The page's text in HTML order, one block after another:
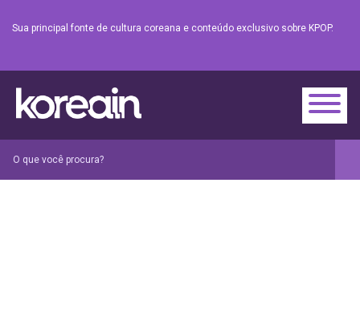
Sua principal fonte de cultura coreana e conteúdo exclusivo sobre KPOP.